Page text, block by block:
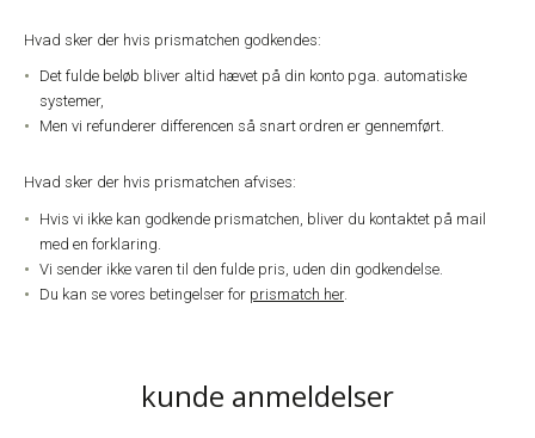
Hvad sker der hvis prismatchen godkendes:
Det fulde beløb bliver altid hævet på din konto pga. automatiske
systemer,
Men vi refunderer differencen så snart ordren er gennemført.
Hvad sker der hvis prismatchen afvises:
Hvis vi ikke kan godkende prismatchen, bliver du kontaktet på mail
med en forklaring.
Vi sender ikke varen til den fulde pris, uden din godkendelse.
Du kan se vores betingelser for prismatch her.
kunde anmeldelser